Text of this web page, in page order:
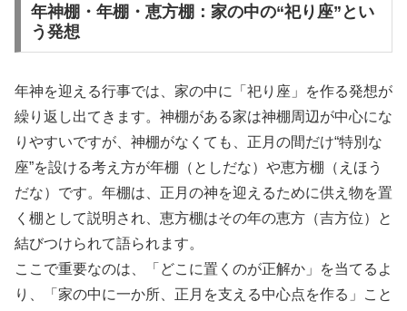
年神棚・年棚・恵方棚：家の中の“祀り座”とい
う発想
年神を迎える行事では、家の中に「祀り座」を作る発想が
繰り返し出てきます。神棚がある家は神棚周辺が中心にな
りやすいですが、神棚がなくても、正月の間だけ“特別な
座”を設ける考え方が年棚（としだな）や恵方棚（えほう
だな）です。年棚は、正月の神を迎えるために供え物を置
く棚として説明され、恵方棚はその年の恵方（吉方位）と
結びつけられて語られます。
ここで重要なのは、「どこに置くのが正解か」を当てるよ
り、「家の中に一か所、正月を支える中心点を作る」こと